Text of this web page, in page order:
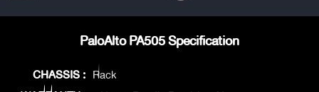
PaloAlto PA505 Specification
CHASSIS : Rack